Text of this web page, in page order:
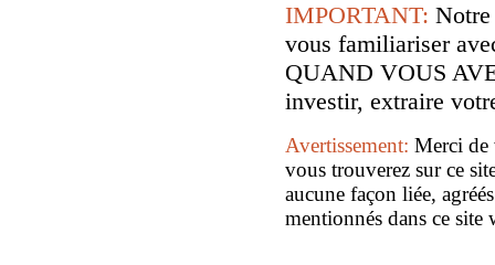
IMPORTANT:
vous familiariser
QUAND VOUS
investir, extraire
Avertissement: Merci de
vous trouverez sur ce
aucune façon liée,
mentionnés dans ce site